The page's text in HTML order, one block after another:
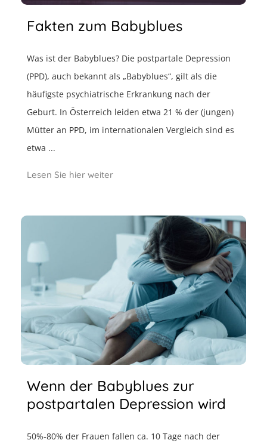
Fakten zum Babyblues
Was ist der Babyblues? Die postpartale Depression
(PPD), auch bekannt als „Babyblues“, gilt als die
häufigste psychiatrische Erkrankung nach der
Geburt. In Österreich leiden etwa 21 % der (jungen)
Mütter an PPD, im internationalen Vergleich sind es
etwa ...
Lesen Sie hier weiter
Wenn der Babyblues zur
postpartalen Depression wird
50%-80% der Frauen fallen ca. 10 Tage nach der